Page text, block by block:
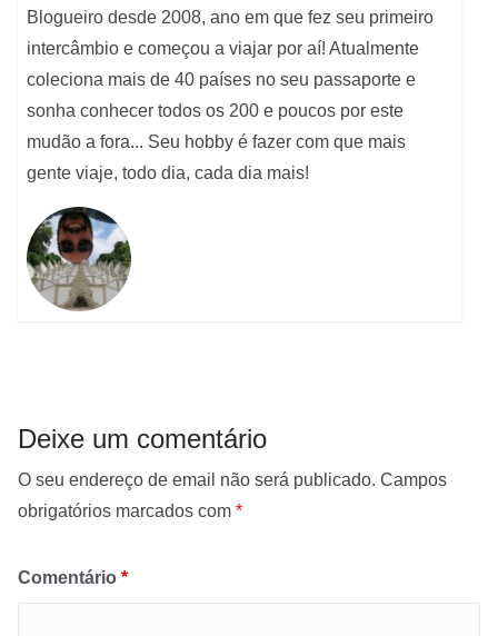
Blogueiro desde 2008, ano em que fez seu primeiro
intercâmbio e começou a viajar por aí! Atualmente
coleciona mais de 40 países no seu passaporte e
sonha conhecer todos os 200 e poucos por este
mudão a fora... Seu hobby é fazer com que mais
gente viaje, todo dia, cada dia mais!
Deixe um comentário
O seu endereço de email não será publicado. Campos
obrigatórios marcados com *
Comentário *